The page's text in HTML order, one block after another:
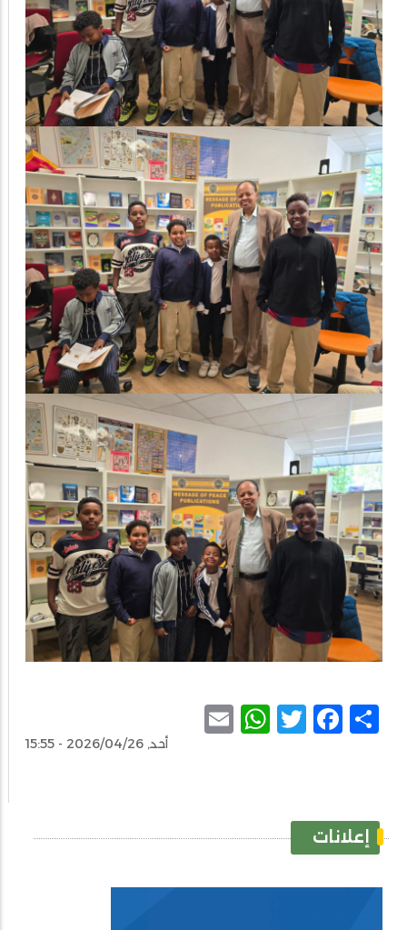
Share
Facebook
Twitter
WhatsApp
أحد, 2026/04/26 - 15:55
إعلانات